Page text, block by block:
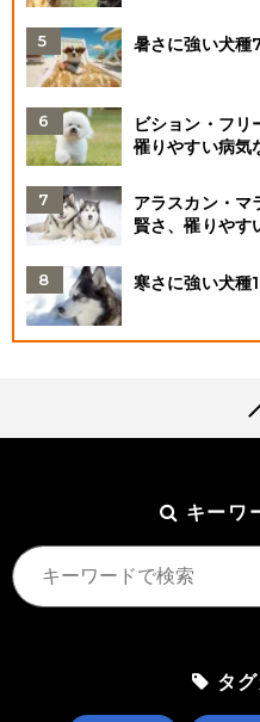
暑さに強い犬種
ビション・フリ
罹りやすい病気
アラスカン・マ
賢さ、罹りやす
寒さに強い犬種
キーワ
タ